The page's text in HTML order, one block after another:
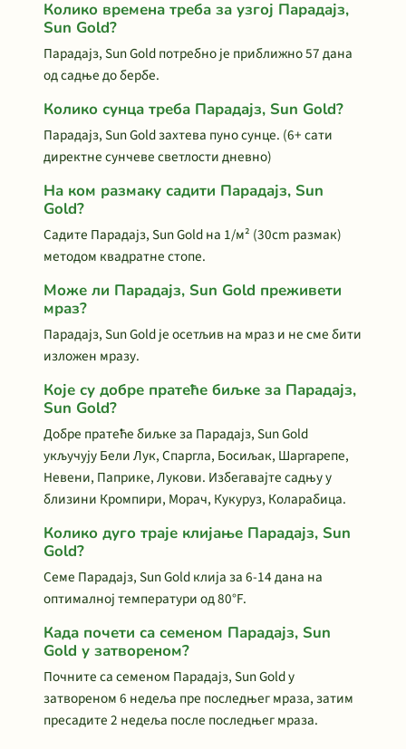
Колико времена треба за узгој Парадајз,
Sun Gold?
Парадајз, Sun Gold потребно је приближно 57 дана
од садње до бербе.
Колико сунца треба Парадајз, Sun Gold?
Парадајз, Sun Gold захтева пуно сунце. (6+ сати
директне сунчеве светлости дневно)
На ком размаку садити Парадајз, Sun
Gold?
Садите Парадајз, Sun Gold на 1/м² (30cm размак)
методом квадратне стопе.
Може ли Парадајз, Sun Gold преживети
мраз?
Парадајз, Sun Gold је осетљив на мраз и не сме бити
изложен мразу.
Које су добре пратеће биљке за Парадајз,
Sun Gold?
Добре пратеће биљке за Парадајз, Sun Gold
укључују Бели Лук, Спаргла, Босиљак, Шаргарепе,
Невени, Паприке, Лукови. Избегавајте садњу у
близини Кромпири, Морач, Кукуруз, Коларабица.
Колико дуго траје клијање Парадајз, Sun
Gold?
Семе Парадајз, Sun Gold клија за 6-14 дана на
оптималној температури од 80°F.
Када почети са семеном Парадајз, Sun
Gold у затвореном?
Почните са семеном Парадајз, Sun Gold у
затвореном 6 недеља пре последњег мраза, затим
пресадите 2 недеља после последњег мраза.